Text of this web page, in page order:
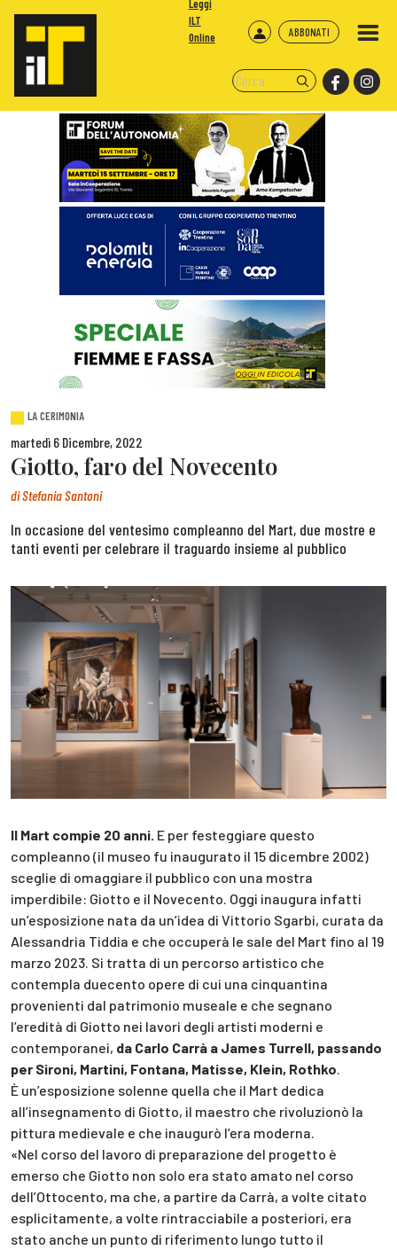
ABBONATI
Leggi
ILT
Online
LA CERIMONIA
martedì 6 Dicembre, 2022
Giotto, faro del Novecento
diStefania Santoni
In occasione del ventesimo compleanno del Mart, due mostre e
tanti eventi per celebrare il traguardo insieme al pubblico
Il Mart compie 20 anni. E per festeggiare questo
compleanno (il museo fu inaugurato il 15 dicembre 2002)
sceglie di omaggiare il pubblico con una mostra
imperdibile: Giotto e il Novecento. Oggi inaugura infatti
un’esposizione nata da un’idea di Vittorio Sgarbi, curata da
Alessandria Tiddia e che occuperà le sale del Mart fino al 19
marzo 2023. Si tratta di un percorso artistico che
contempla duecento opere di cui una cinquantina
provenienti dal patrimonio museale e che segnano
l’eredità di Giotto nei lavori degli artisti moderni e
contemporanei, da Carlo Carrà a James Turrell, passando
per Sironi, Martini, Fontana, Matisse, Klein, Rothko
È un’esposizione solenne quella che il Mart dedica
all’insegnamento di Giotto, il maestro che rivoluzionò la
pittura medievale e che inaugurò l’era moderna.
«Nel corso del lavoro di preparazione del progetto è
emerso che Giotto non solo era stato amato nel corso
dell’Ottocento, ma che, a partire da Carrà, a volte citato
esplicitamente, a volte rintracciabile a posteriori, era
stato anche un punto di riferimento lungo tutto il